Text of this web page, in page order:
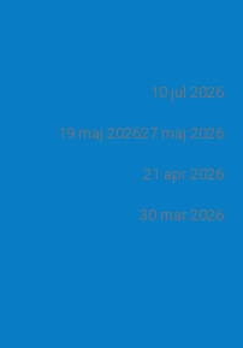
10 jul 2026
27 maj 2026
19 maj 2026
21 apr 2026
30 mar 2026